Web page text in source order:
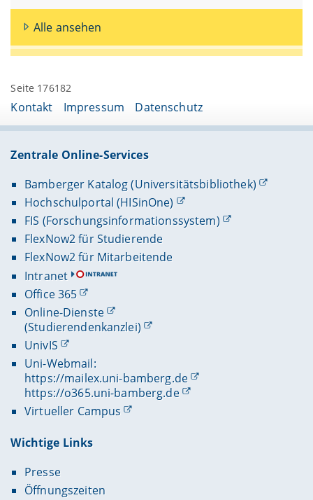
Alle ansehen
Seite 176182
Kontakt Impressum Datenschutz
Zentrale Online-Services
Bamberger Katalog (Universitätsbibliothek)
Hochschulportal (HISinOne)
FIS (Forschungsinformationssystem)
FlexNow2 für Studierende
FlexNow2 für Mitarbeitende
Intranet
Office 365
Online-Dienste
(Studierendenkanzlei)
UnivIS
Uni-Webmail:
https://mailex.uni-bamberg.de
https://o365.uni-bamberg.de
Virtueller Campus
Wichtige Links
Presse
Öffnungszeiten